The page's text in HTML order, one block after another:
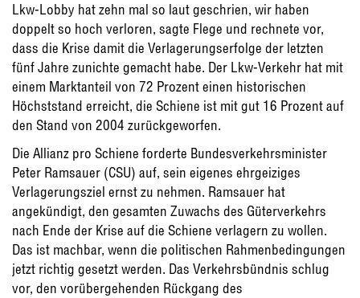
Lkw-Lobby hat zehn mal so laut geschrien, wir haben
doppelt so hoch verloren, sagte Flege und rechnete vor,
dass die Krise damit die Verlagerungserfolge der letzten
fünf Jahre zunichte gemacht habe. Der Lkw-Verkehr hat mit
einem Marktanteil von 72 Prozent einen historischen
Höchststand erreicht, die Schiene ist mit gut 16 Prozent auf
den Stand von 2004 zurückgeworfen.
Die Allianz pro Schiene forderte Bundesverkehrsminister
Peter Ramsauer (CSU) auf, sein eigenes ehrgeiziges
Verlagerungsziel ernst zu nehmen. Ramsauer hat
angekündigt, den gesamten Zuwachs des Güterverkehrs
nach Ende der Krise auf die Schiene verlagern zu wollen.
Das ist machbar, wenn die politischen Rahmenbedingungen
jetzt richtig gesetzt werden. Das Verkehrsbündnis schlug
vor, den vorübergehenden Rückgang des